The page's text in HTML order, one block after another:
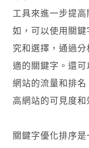
工具來進一步提
如，可以使用關
究和選擇，通過
適的關鍵字。還可
網站的流量和排
高網站的可見度和
關鍵字優化排序